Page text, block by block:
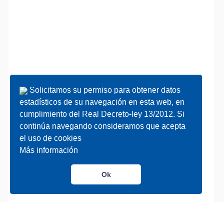
Solicitamos su permiso para obtener datos
estadísticos de su navegación en esta web, en
cumplimiento del Real Decreto-ley 13/2012. Si
continúa navegando consideramos que acepta
el uso de cookies
Más información
Ok
Solicitamos su permiso para obtener datos
estadísticos de su navegación en esta web, en
cumplimiento del Real Decreto-ley 13/2012. Si
continúa navegando consideramos que acepta
el uso de cookies
Más información
Ok